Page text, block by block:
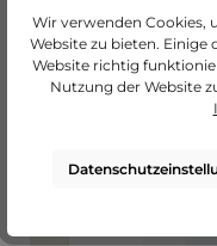
Wir verwenden Cookies,
Website zu bieten. Einige
Website richtig
Nutzung der Website